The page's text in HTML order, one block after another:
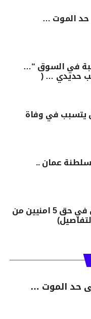
حد الموت …
في السوق “…
حديدي … (
يتسبب في وفاة
عمان ..
ابطاقة ايداع بالسجن في حق 5 امنيين من
حد الموت …